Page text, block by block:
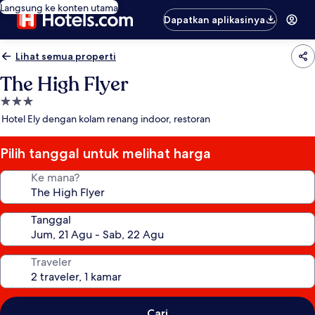
Langsung ke konten utama
Dapatkan aplikasinya
Lihat semua properti
The High Flyer
Properti
bintang
Hotel Ely dengan kolam renang indoor, restoran
Pilih tanggal untuk melihat harga
Ke mana?
Tanggal
Traveler